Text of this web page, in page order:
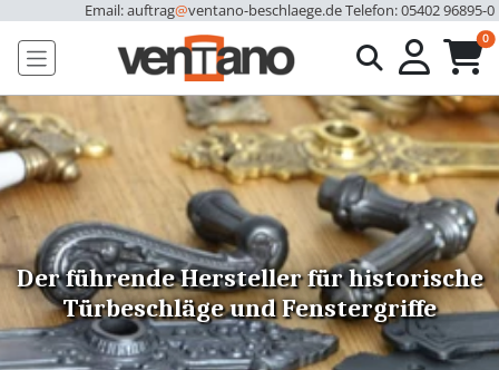
Email: auftrag@ventano-beschlaege.deTelefon: 05402 96895-0
0
Der führende Hersteller für historische
Türbeschläge und Fenstergriffe